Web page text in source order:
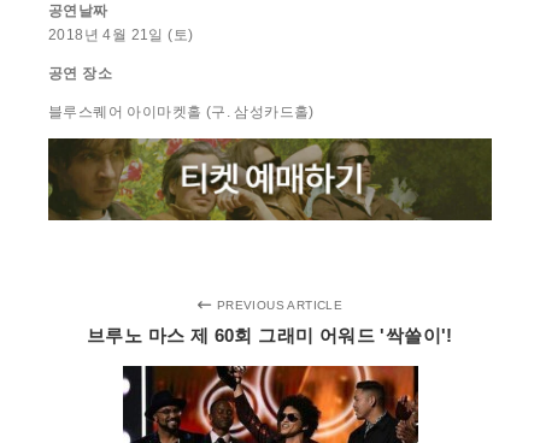
공연날짜
2018년 4월 21일 (토)
공연 장소
블루스퀘어 아이마켓홀 (구. 삼성카드홀)
PREVIOUS ARTICLE
브루노 마스 제 60회 그래미 어워드 '싹쓸이'!